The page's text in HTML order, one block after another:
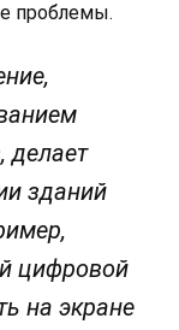
проблемы.
делает
зданий
цифровой
на экране